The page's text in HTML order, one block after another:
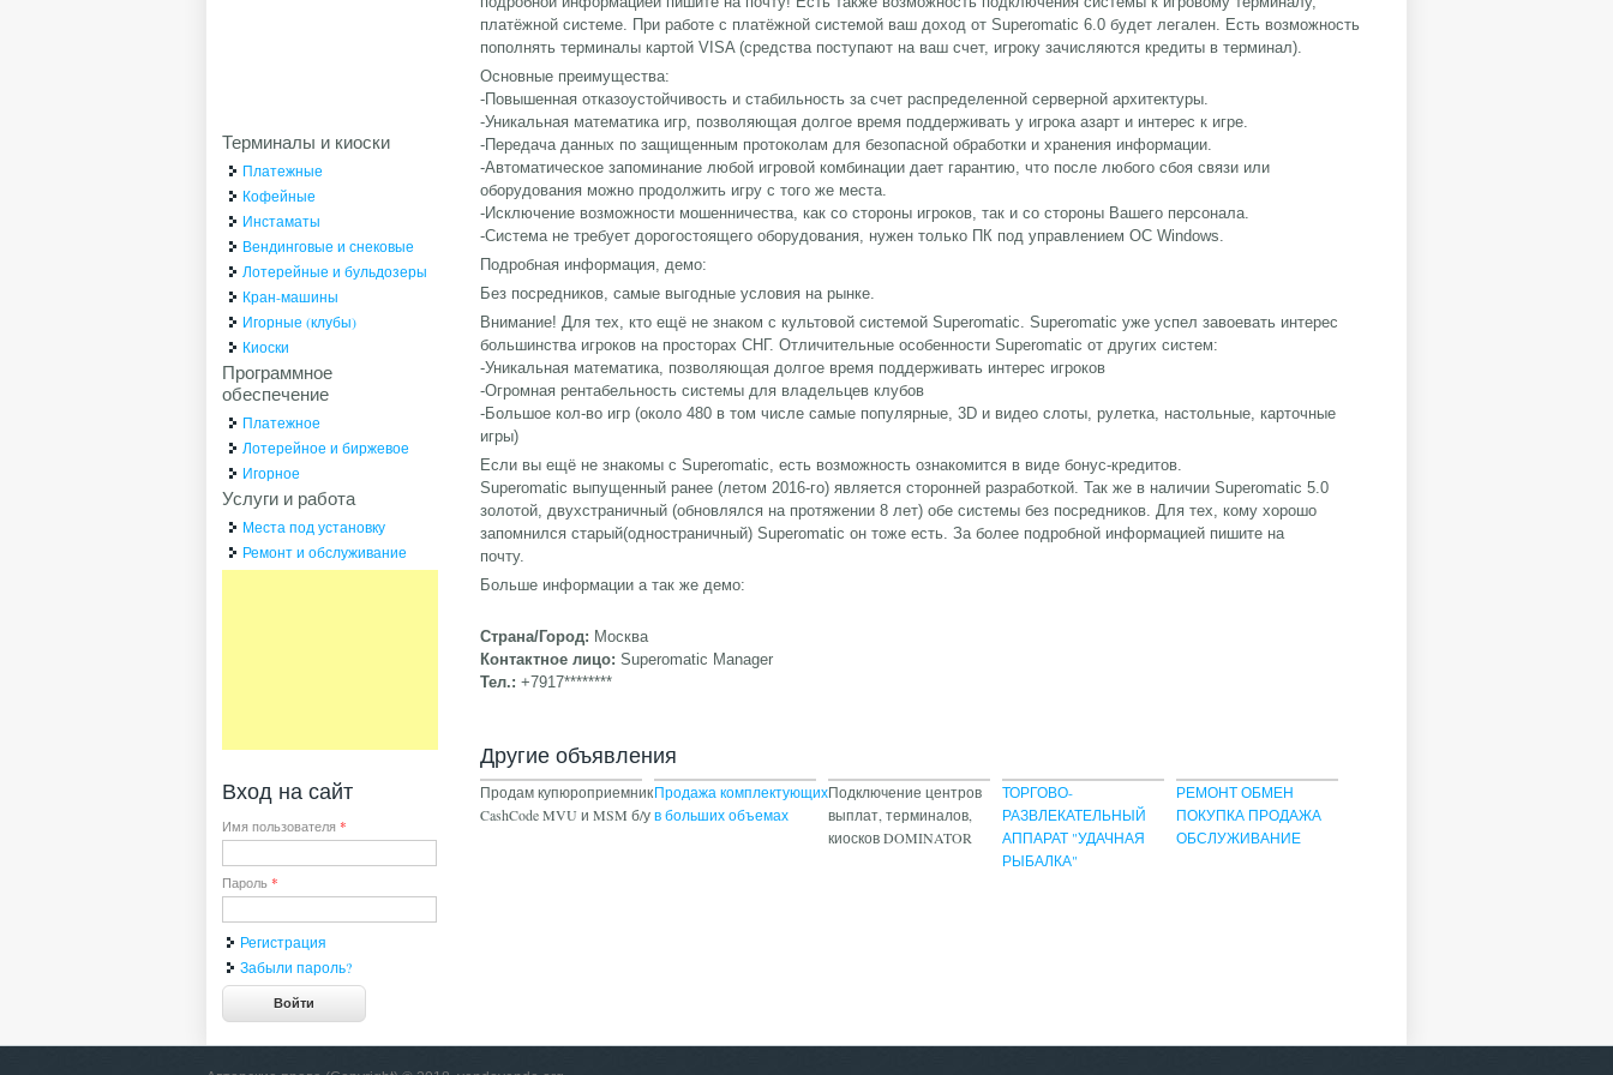
платёжной системе. При работе с платёжной системой ваш доход от Superomatic 6.0 будет легален. Есть возможность
пополнять терминалы картой VISA (средства поступают на ваш счет, игроку зачисляются кредиты в терминал).
Основные преимущества:
-Повышенная отказоустойчивость и стабильность за счет распределенной серверной архитектуры.
-Уникальная математика игр, позволяющая долгое время поддерживать у игрока азарт и интерес к игре.
-Передача данных по защищенным протоколам для безопасной обработки и хранения информации.
-Автоматическое запоминание любой игровой комбинации дает гарантию, что после любого сбоя связи или
оборудования можно продолжить игру с того же места.
-Исключение возможности мошенничества, как со стороны игроков, так и со стороны Вашего персонала.
-Cистема не требует дорогостоящего оборудования, нужен только ПК под управлением ОС Windows.
Подробная информация, демо:
Без посредников, самые выгодные условия на рынке.
Внимание! Для тех, кто ещё не знаком с культовой системой Superomatic. Superomatic уже успел завоевать интерес
большинства игроков на просторах СНГ. Отличительные особенности Superomatic от других систем:
-Уникальная математика, позволяющая долгое время поддерживать интерес игроков
-Огромная рентабельность системы для владельцев клубов
-Большое кол-во игр (около 480 в том числе самые популярные, 3D и видео слоты, рулетка, настольные, карточные
игры)
Если вы ещё не знакомы с Superomatic, есть возможность ознакомится в виде бонус-кредитов.
Superomatic выпущенный ранее (летом 2016-го) является сторонней разработкой. Так же в наличии Superomatic 5.0
золотой, двухстраничный (обновлялся на протяжении 8 лет) обе системы без посредников. Для тех, кому хорошо
запомнился старый(одностраничный) Superomatic он тоже есть. За более подробной информацией пишите на
почту.
Больше информации а так же демо:
Страна/Город: Москва
Контактное лицо:Superomatic Manager
Тел.:+7917********
Другие объявления
Продам купюроприемник
CashCode MVU и MSM б/у
Продажа комплектующих
в больших объемах
Подключение центров
выплат, терминалов,
киосков DOMINATOR
ТОРГОВО-
РАЗВЛЕКАТЕЛЬНЫЙ
АППАРАТ "УДАЧНАЯ
РЫБАЛКА"
РЕМОНТ ОБМЕН
ПОКУПКА ПРОДАЖА
ОБСЛУЖИВАНИЕ
Терминалы и киоски
Платежные
Кофейные
Инстаматы
Вендинговые и снековые
Лотерейные и бульдозеры
Кран-машины
Игорные (клубы)
Киоски
Программное
обеспечение
Платежное
Лотерейное и биржевое
Игорное
Услуги и работа
Места под установку
Ремонт и обслуживание
Вход на сайт
Имя пользователя *
Пароль *
Регистрация
Забыли пароль?